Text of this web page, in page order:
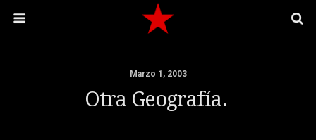
Marzo 1, 2003
Otra Geografía.